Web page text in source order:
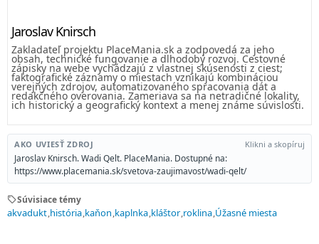
Jaroslav Knirsch
Zakladateľ projektu PlaceMania.sk a zodpovedá za jeho
obsah, technické fungovanie a dlhodobý rozvoj. Cestovné
zápisky na webe vychádzajú z vlastnej skúsenosti z ciest;
faktografické záznamy o miestach vznikajú kombináciou
verejných zdrojov, automatizovaného spracovania dát a
redakčného overovania. Zameriava sa na netradičné lokality,
ich historický a geografický kontext a menej známe súvislosti.
AKO UVIESŤ ZDROJ Klikni a skopíruj
Jaroslav Knirsch. Wadi Qelt. PlaceMania. Dostupné na:
https://www.placemania.sk/svetova-zaujimavost/wadi-qelt/
sellSúvisiace témy
akvadukt história kaňon kaplnka kláštor roklina Úžasné miesta